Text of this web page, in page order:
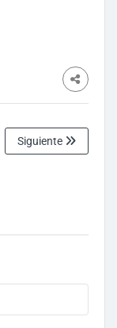
Siguiente